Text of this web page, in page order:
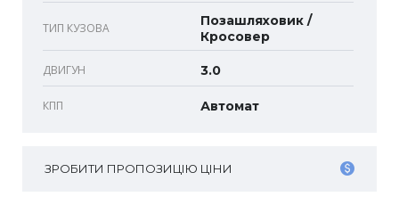
ТИП КУЗОВА
Позашляховик /
Кросовер
ДВИГУН 3.0
КПП Автомат
ЗРОБИТИ ПРОПОЗИЦІЮ ЦІНИ